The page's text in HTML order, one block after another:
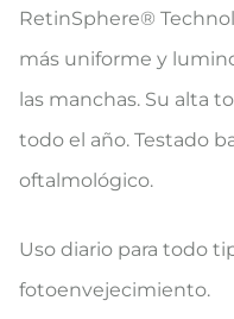
RetinSphere®
más uniforme y
las manchas. Su alta
todo el año. Testado
oftalmológico.
Uso diario para todo
fotoenvejecimiento.